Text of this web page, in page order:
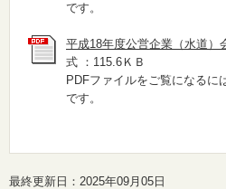
です。
平成18年度公営企業（水道）
式 ：115.6ＫＢ
PDFファイルをご覧になるに
です。
最終更新日：2025年09月05日